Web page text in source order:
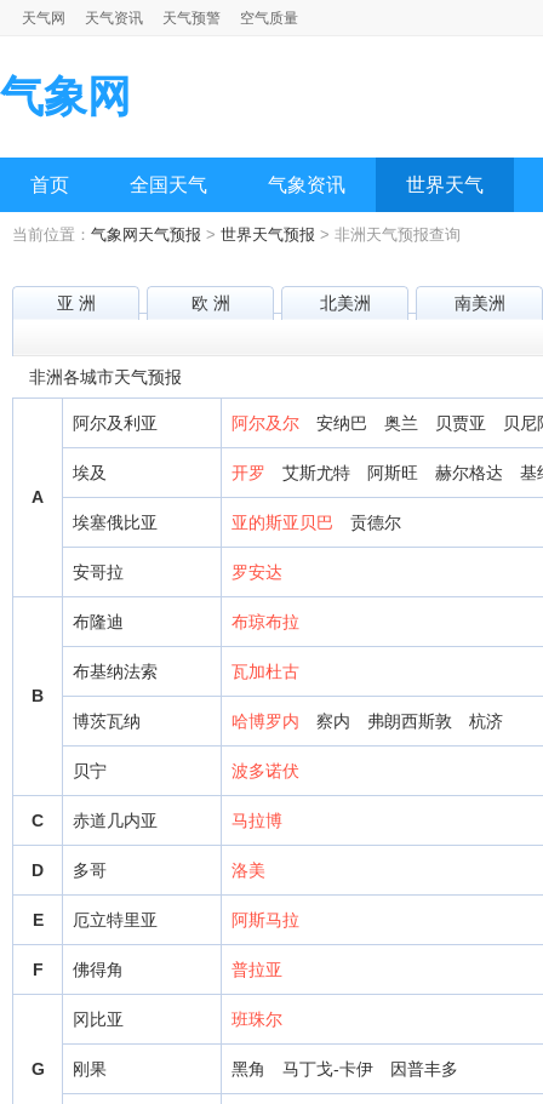
天气网 天气资讯 天气预警 空气质量
气象网
首页 全国天气 气象资讯 世界天气
当前位置： 气象网天气预报 > 世界天气预报 > 非洲天气预报查询
亚 洲 欧 洲 北美洲 南美洲
非洲各城市天气预报
A
阿尔及利亚 阿尔及尔 安纳巴 奥兰 贝贾亚 贝尼
埃及 开罗 艾斯尤特 阿斯旺 赫尔格达 基
埃塞俄比亚 亚的斯亚贝巴 贡德尔
安哥拉 罗安达
B
布隆迪 布琼布拉
布基纳法索 瓦加杜古
博茨瓦纳 哈博罗内 察内 弗朗西斯敦 杭济
贝宁 波多诺伏
C 赤道几内亚 马拉博
D 多哥 洛美
E 厄立特里亚 阿斯马拉
F 佛得角 普拉亚
G
冈比亚 班珠尔
刚果 黑角 马丁戈-卡伊 因普丰多